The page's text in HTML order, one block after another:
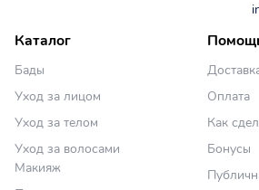
Каталог
Бады
Уход за лицом
Уход за телом
Уход за волосами
Макияж
Оплата
Как
Бонусы